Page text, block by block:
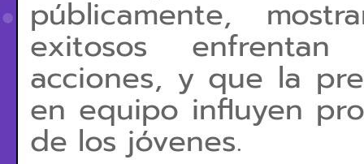
públicamente,
exitosos
acciones, y que la
en equipo influyen
de los jóvenes.